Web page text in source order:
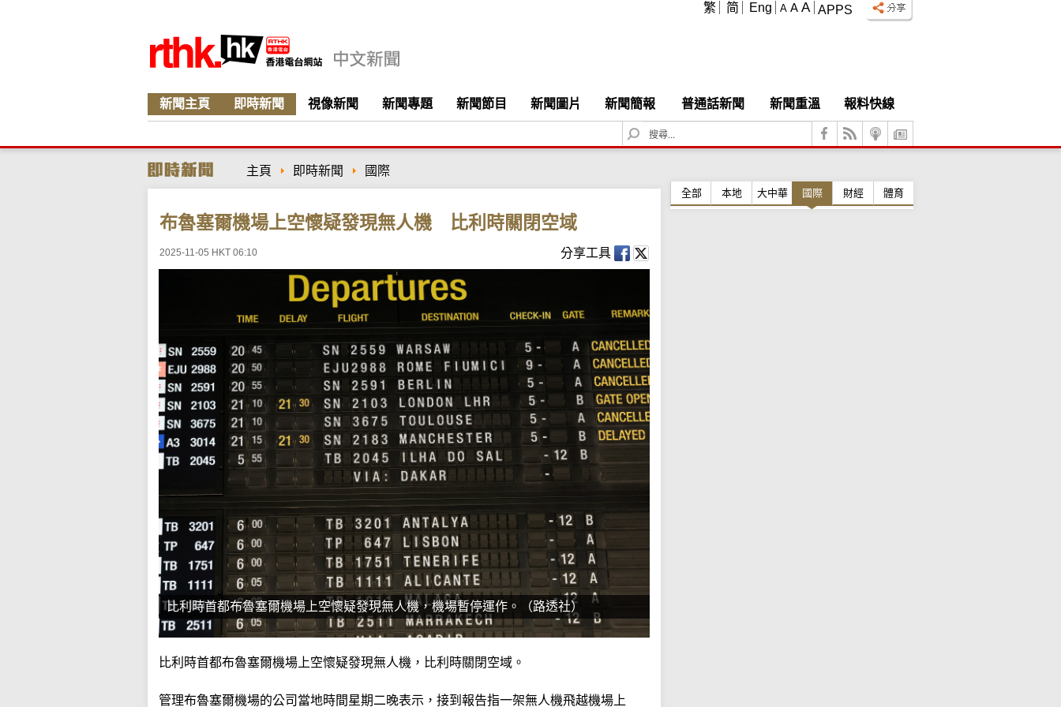
APPS
A A A
繁 简 Eng
新聞主頁 即時新聞 視像新聞 新聞專題 新聞節目 新聞圖片 新聞簡報 普通話新聞 新聞重溫
報料快線
S
e
c
主頁 即時新聞 國際
布魯塞爾機場上空懷疑發現無人機 比利時關閉空域
2025-11-05 HKT 06:10 分享工具
比利時首都布魯塞爾機場上空懷疑發現無人機，機場暫停運作。（路透社）
比利時首都布魯塞爾機場上空懷疑發現無人機，比利時關閉空域。
管理布魯塞爾機場的公司當地時間星期二晚表示，接到報告指一架無人機飛越機場上
全部 本地 大中華 國際 財經 體育